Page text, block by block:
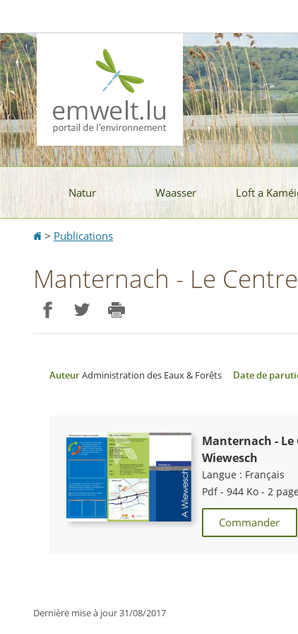
la
navigation
contenu
Natur Waasser Loft a
Accueil
> Publications
Manternach - Le
AuteurAdministration des Eaux & Forêts Date de
Manternach -
Wiewesch
Langue : Français
Pdf - 944 Ko - 2
Commander
Dernière mise à jour31/08/2017